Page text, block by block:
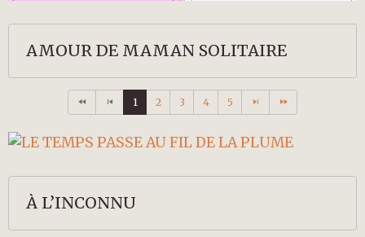
AMOUR DE MAMAN SOLITAIRE
1 2 3 4 5
À L’INCONNU